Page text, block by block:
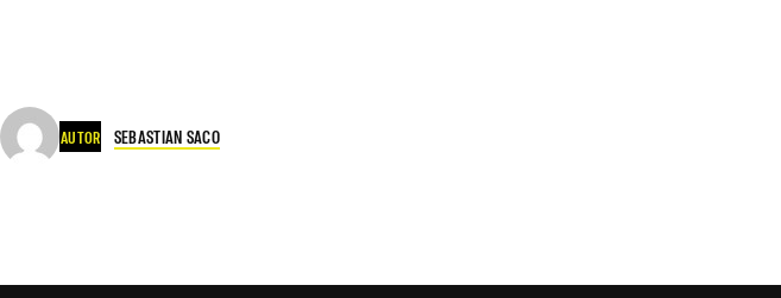
AUTOR SEBASTIAN SACO